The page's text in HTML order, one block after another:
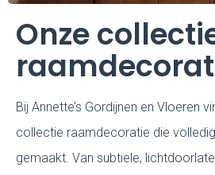
Onze
Bij Annette’s Gordijnen en Vloeren
collectie raamdecoratie die
gemaakt. Van subtiele,